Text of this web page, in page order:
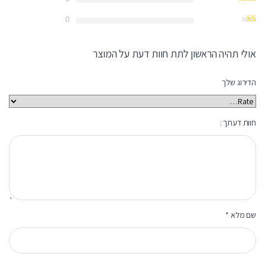
0
אולי תהיה הראשון לתת חוות דעת על המוצר
הדירוג שלך
חוות דעתך :
שם מלא *